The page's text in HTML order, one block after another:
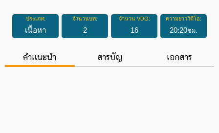
ประเภท:
เนื้อหา
จำนวนบท:
2
จำนวน VDO:
16
ความยาววิดีโอ:
20:20ชม.
คำแนะนำ สารบัญ เอกสาร